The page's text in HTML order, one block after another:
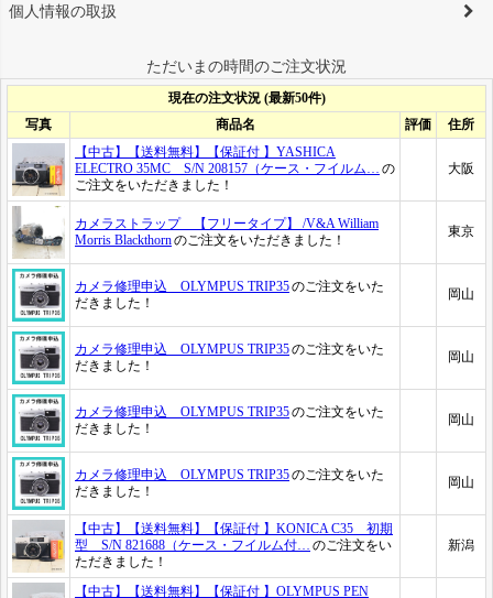
個人情報の取扱
ただいまの時間のご注文状況